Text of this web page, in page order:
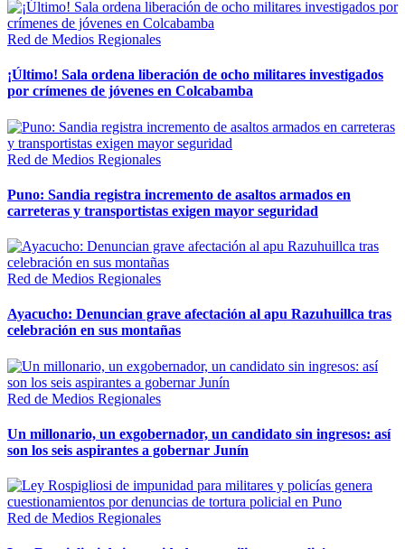
Red de Medios Regionales
¡Último! Sala ordena liberación de ocho militares investigados
por crímenes de jóvenes en Colcabamba
Red de Medios Regionales
Puno: Sandia registra incremento de asaltos armados en
carreteras y transportistas exigen mayor seguridad
Red de Medios Regionales
Ayacucho: Denuncian grave afectación al apu Razuhuillca tras
celebración en sus montañas
Red de Medios Regionales
Un millonario, un exgobernador, un candidato sin ingresos: así
son los seis aspirantes a gobernar Junín
Red de Medios Regionales